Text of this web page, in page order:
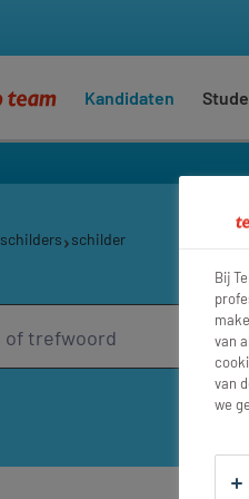
Kandidaten
schilders schilder
Bij
van
van
we